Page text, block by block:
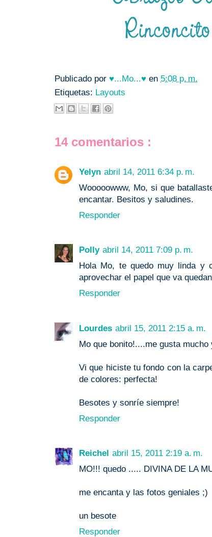
Publicado por ♥...Mo...♥ en 5:08 p. m.
Etiquetas: Layouts
14 comentarios :
Yelyn abril 14, 2011 6:34 p. m.
Wooooowww, Mo, si que
encantar. Besitos y saludines.
Responder
Polly abril 14, 2011 7:09 p. m.
Hola Mo, te quedo muy linda y
aprovechar el papel que va
Responder
Lourdes abril 15, 2011 2:15 a. m.
Mo que bonito!....me gusta
Vi que hiciste tu fondo con la
de colores: perfecta!
Besotes y sonríe siempre!
Responder
Reichel abril 15, 2011 2:19 a. m.
MO!!! quedo ..... DIVINA DE LA
me encanta y las fotos geniales ;)
un besote
Responder